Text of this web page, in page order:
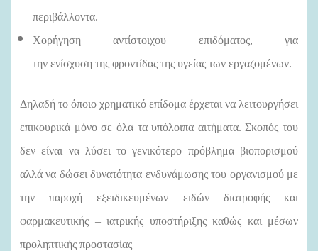
περιβάλλοντα.
Χορήγηση αντίστοιχου επιδόματος, για
την ενίσχυση της φροντίδας της υγείας των εργαζομένων.
Δηλαδή το όποιο χρηματικό επίδομα έρχεται να λειτουργήσει
επικουρικά μόνο σε όλα τα υπόλοιπα αιτήματα. Σκοπός του
δεν είναι να λύσει το γενικότερο πρόβλημα βιοπορισμού
αλλά να δώσει δυνατότητα ενδυνάμωσης του οργανισμού με
την παροχή εξειδικευμένων ειδών διατροφής και
φαρμακευτικής – ιατρικής υποστήριξης καθώς και μέσων
προληπτικής προστασίας